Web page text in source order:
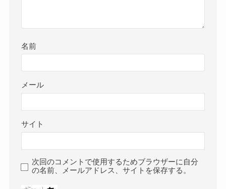
名前
メール
サイト
次回のコメントで使用するためブラウザーに自分
の名前、メールアドレス、サイトを保存する。